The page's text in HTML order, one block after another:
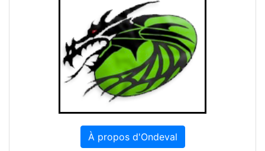
À propos d'Ondeval